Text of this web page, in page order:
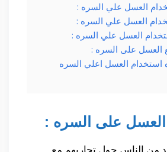
العسل علي السره :
العسل علي السره :
العسل علي السره :
العسل على السره :
استخدام العسل اعلي السره
العسل على السره :